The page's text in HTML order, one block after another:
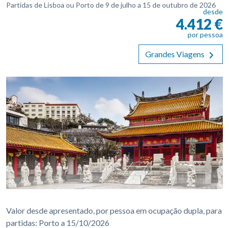
Partidas de Lisboa ou Porto de 9 de julho a 15 de outubro de 2026
desde
4.412 €
por pessoa
Grandes Viagens
Valor desde apresentado, por pessoa em ocupação dupla, para
partidas: Porto a 15/10/2026